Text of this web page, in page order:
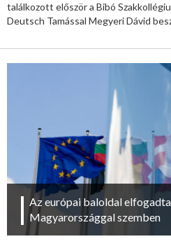
találkozott először a Bibó
Deutsch Tamással Megyeri Dávid
Az európai baloldal
Magyarországgal szemben